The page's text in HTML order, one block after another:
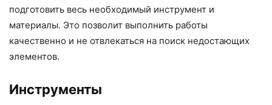
подготовить весь необходимый инструмент и
материалы. Это позволит выполнить работы
качественно и не отвлекаться на поиск недостающих
элементов.
Инструменты